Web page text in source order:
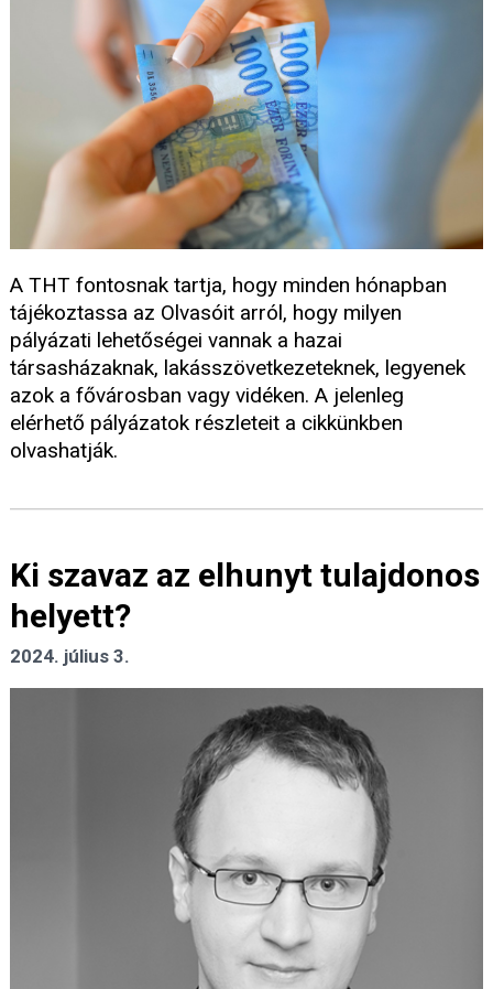
A THT fontosnak tartja, hogy minden hónapban
tájékoztassa az Olvasóit arról, hogy milyen
pályázati lehetőségei vannak a hazai
társasházaknak, lakásszövetkezeteknek, legyenek
azok a fővárosban vagy vidéken. A jelenleg
elérhető pályázatok részleteit a cikkünkben
olvashatják.
Ki szavaz az elhunyt tulajdonos
helyett?
2024. július 3.